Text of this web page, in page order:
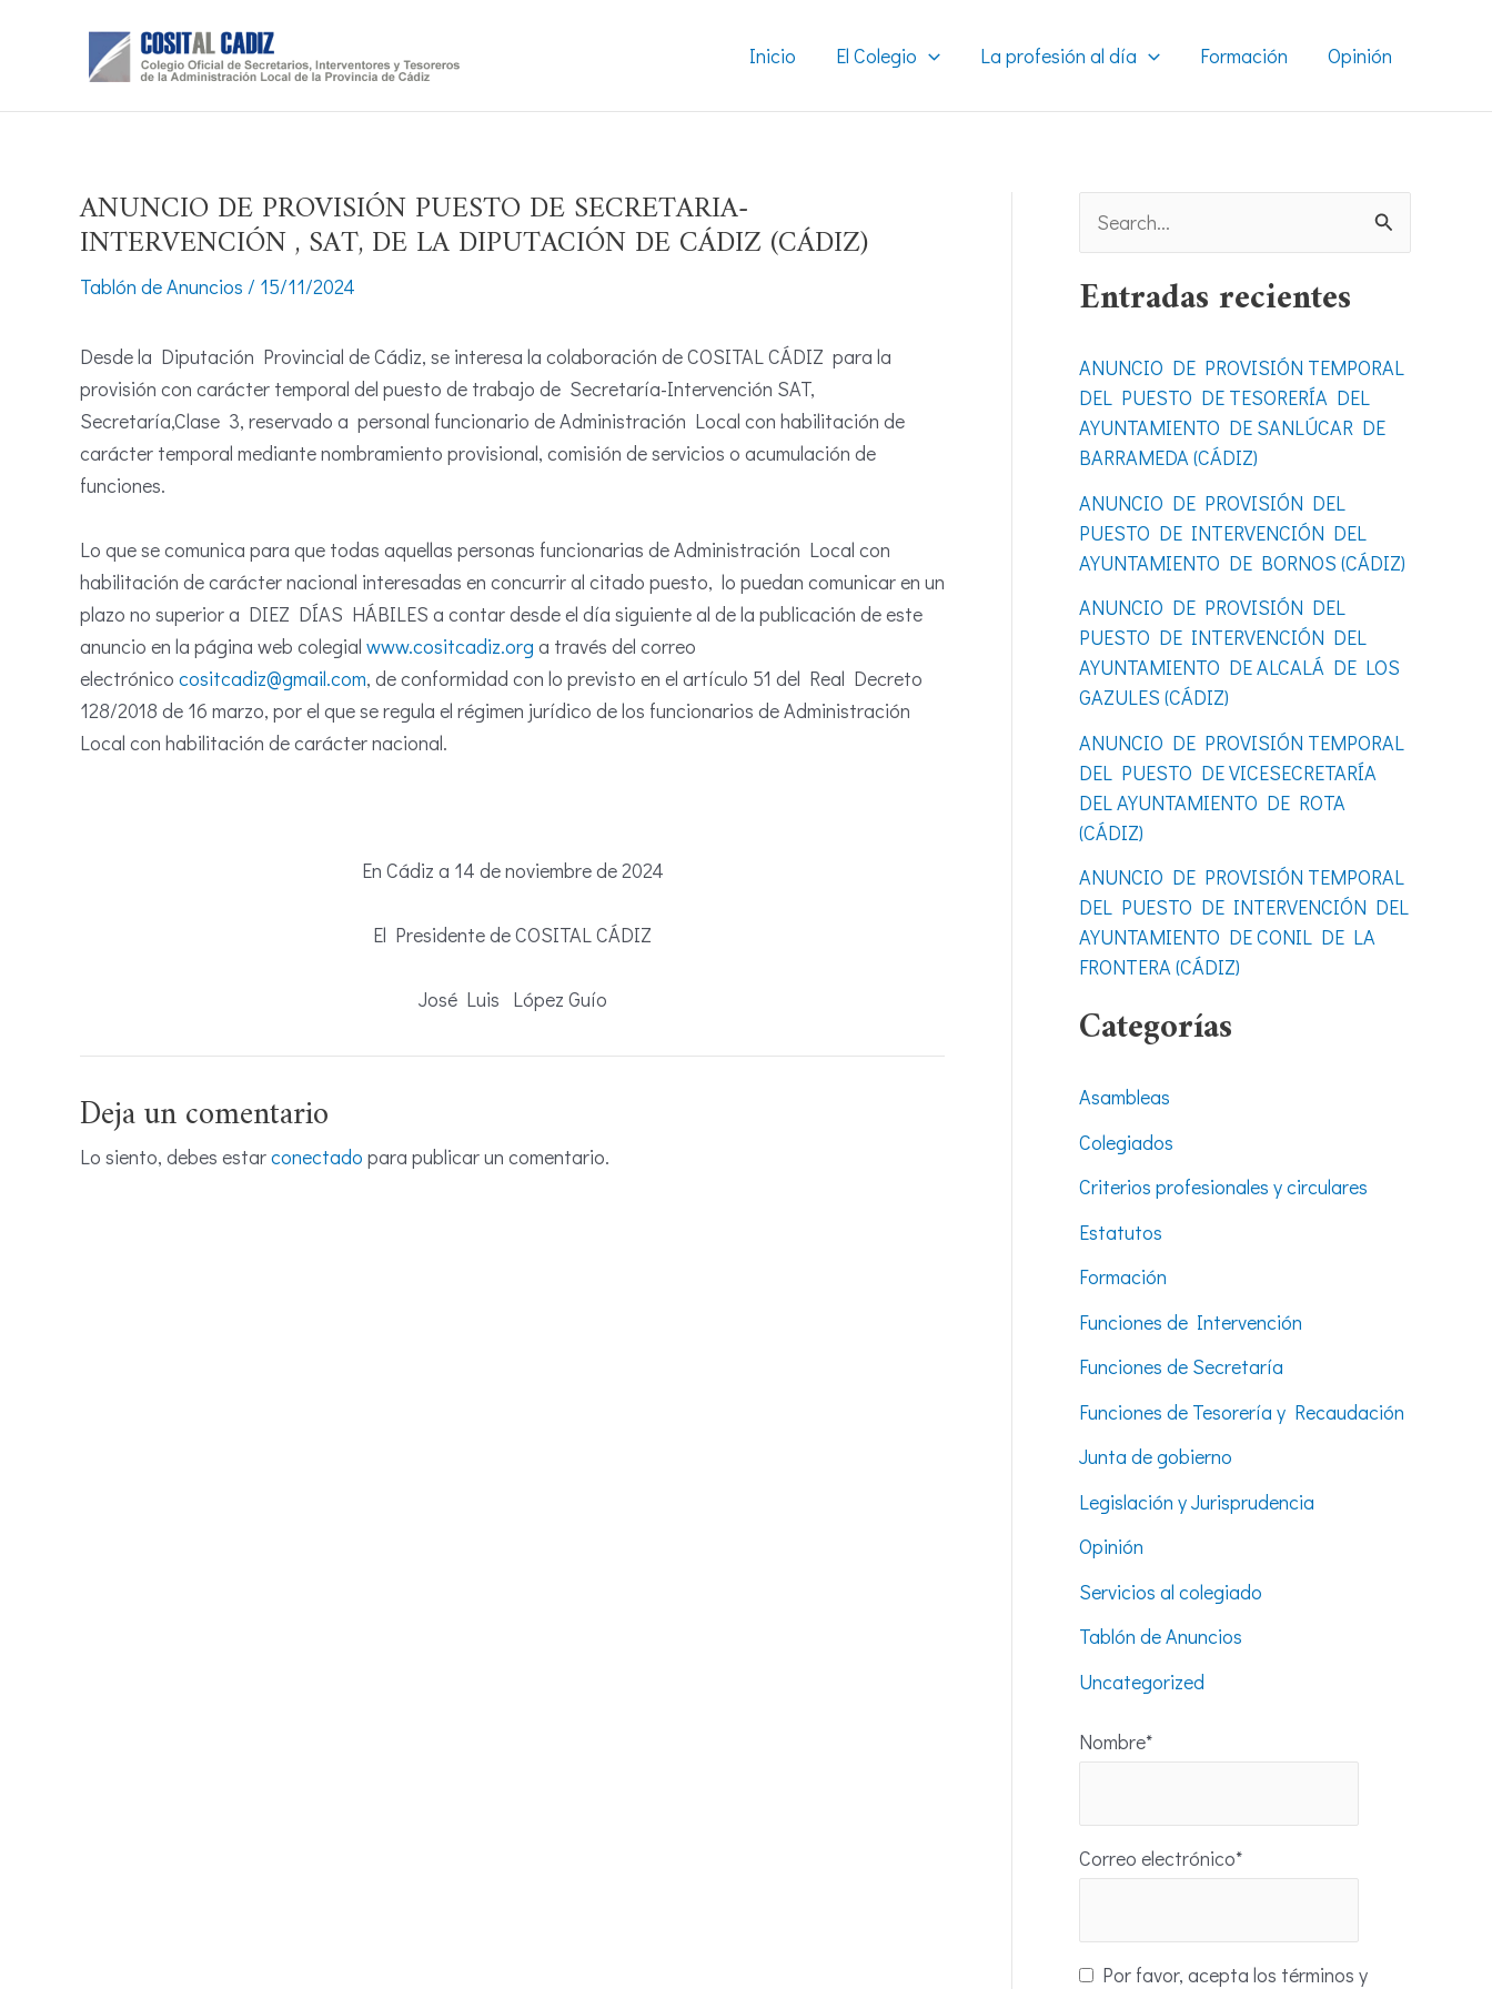
Inicio El Colegio La profesión al día Formación Opinión
ANUNCIO DE PROVISIÓN PUESTO DE SECRETARIA-
INTERVENCIÓN , SAT, DE LA DIPUTACIÓN DE CÁDIZ (CÁDIZ)
Tablón de Anuncios / 15/11/2024
Desde la Diputación Provincial de Cádiz, se interesa la colaboración de COSITAL CÁDIZ para la
provisión con carácter temporal del puesto de trabajo de Secretaría-Intervención SAT,
Secretaría,Clase 3, reservado a personal funcionario de Administración Local con habilitación de
carácter temporal mediante nombramiento provisional, comisión de servicios o acumulación de
funciones.
Lo que se comunica para que todas aquellas personas funcionarias de Administración Local con
habilitación de carácter nacional interesadas en concurrir al citado puesto, lo puedan comunicar en un
plazo no superior a DIEZ DÍAS HÁBILES a contar desde el día siguiente al de la publicación de este
anuncio en la página web colegial www.cositcadiz.org a través del correo
electrónico cositcadiz@gmail.com, de conformidad con lo previsto en el artículo 51 del Real Decreto
128/2018 de 16 marzo, por el que se regula el régimen jurídico de los funcionarios de Administración
Local con habilitación de carácter nacional.
En Cádiz a 14 de noviembre de 2024
El Presidente de COSITAL CÁDIZ
José Luis López Guío
Deja un comentario
Lo siento, debes estarconectado para publicar un comentario.
s
a
r
p
o
r
Entradas recientes
ANUNCIO DE PROVISIÓN TEMPORAL
DEL PUESTO DE TESORERÍA DEL
AYUNTAMIENTO DE SANLÚCAR DE
BARRAMEDA (CÁDIZ)
ANUNCIO DE PROVISIÓN DEL
PUESTO DE INTERVENCIÓN DEL
AYUNTAMIENTO DE BORNOS (CÁDIZ)
ANUNCIO DE PROVISIÓN DEL
PUESTO DE INTERVENCIÓN DEL
AYUNTAMIENTO DE ALCALÁ DE LOS
GAZULES (CÁDIZ)
ANUNCIO DE PROVISIÓN TEMPORAL
DEL PUESTO DE VICESECRETARÍA
DEL AYUNTAMIENTO DE ROTA
(CÁDIZ)
ANUNCIO DE PROVISIÓN TEMPORAL
DEL PUESTO DE INTERVENCIÓN DEL
AYUNTAMIENTO DE CONIL DE LA
FRONTERA (CÁDIZ)
Categorías
Asambleas
Colegiados
Criterios profesionales y circulares
Estatutos
Formación
Funciones de Intervención
Funciones de Secretaría
Funciones de Tesorería y Recaudación
Junta de gobierno
Legislación y Jurisprudencia
Opinión
Servicios al colegiado
Tablón de Anuncios
Uncategorized
Nombre*
Correo electrónico*
Por favor, acepta los términos y